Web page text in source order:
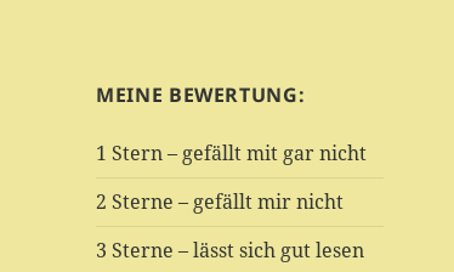
MEINE BEWERTUNG:
1 Stern – gefällt mit gar nicht
2 Sterne – gefällt mir nicht
3 Sterne – lässt sich gut lesen